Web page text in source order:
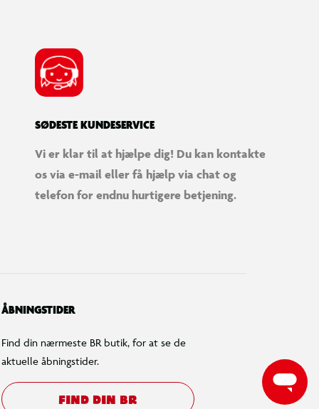
SØDESTE KUNDESERVICE
Vi er klar til at hjælpe dig! Du kan kontakte
os via e-mail eller få hjælp via chat og
telefon for endnu hurtigere betjening.
ÅBNINGSTIDER
Find din nærmeste BR butik, for at se de
aktuelle åbningstider.
FIND DIN BR